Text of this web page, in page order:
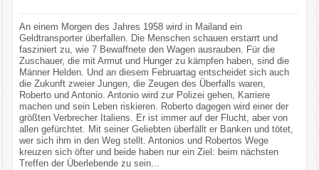
An einem Morgen des Jahres 1958 wird in Mailand ein
Geldtransporter überfallen. Die Menschen schauen erstarrt und
fasziniert zu, wie 7 Bewaffnete den Wagen ausrauben. Für die
Zuschauer, die mit Armut und Hunger zu kämpfen haben, sind die
Männer Helden. Und an diesem Februartag entscheidet sich auch
die Zukunft zweier Jungen, die Zeugen des Überfalls waren,
Roberto und Antonio. Antonio wird zur Polizei gehen, Karriere
machen und sein Leben riskieren. Roberto dagegen wird einer der
größten Verbrecher Italiens. Er ist immer auf der Flucht, aber von
allen gefürchtet. Mit seiner Geliebten überfällt er Banken und tötet,
wer sich ihm in den Weg stellt. Antonios und Robertos Wege
kreuzen sich öfter und beide haben nur ein Ziel: beim nächsten
Treffen der Überlebende zu sein...